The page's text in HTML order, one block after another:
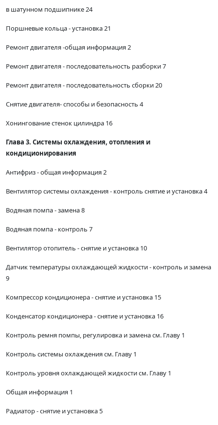
в шатунном подшипнике 24
Поршневые кольца - установка 21
Ремонт двигателя -общая информация 2
Ремонт двигателя - последовательность разборки 7
Ремонт двигателя - последовательность сборки 20
Снятие двигателя- способы и безопасность 4
Хонингование стенок цилиндра 16
Глава 3. Системы охлаждения, отопления и
кондиционирования
Антифриз - общая информация 2
Вентилятор системы охлаждения - контроль снятие и установка 4
Водяная помпа - замена 8
Водяная помпа - контроль 7
Вентилятор отопитель - снятие и установка 10
Датчик температуры охлаждающей жидкости - контроль и замена
9
Компрессор кондиционера - снятие и установка 15
Конденсатор кондиционера - снятие и установка 16
Контроль ремня помпы, регулировка и замена см. Главу 1
Контроль системы охлаждения см. Главу 1
Контроль уровня охлаждающей жидкости см. Главу 1
Общая информация 1
Радиатор - снятие и установка 5